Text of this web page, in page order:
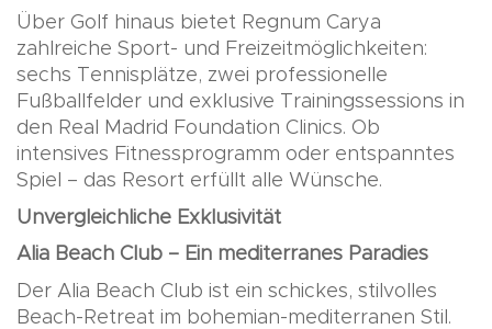
Über Golf hinaus bietet Regnum Carya
zahlreiche Sport- und Freizeitmöglichkeiten:
sechs Tennisplätze, zwei professionelle
Fußballfelder und exklusive Trainingssessions in
den Real Madrid Foundation Clinics. Ob
intensives Fitnessprogramm oder entspanntes
Spiel – das Resort erfüllt alle Wünsche.
Unvergleichliche Exklusivität
Alia Beach Club – Ein mediterranes Paradies
Der Alia Beach Club ist ein schickes, stilvolles
Beach-Retreat im bohemian-mediterranen Stil.